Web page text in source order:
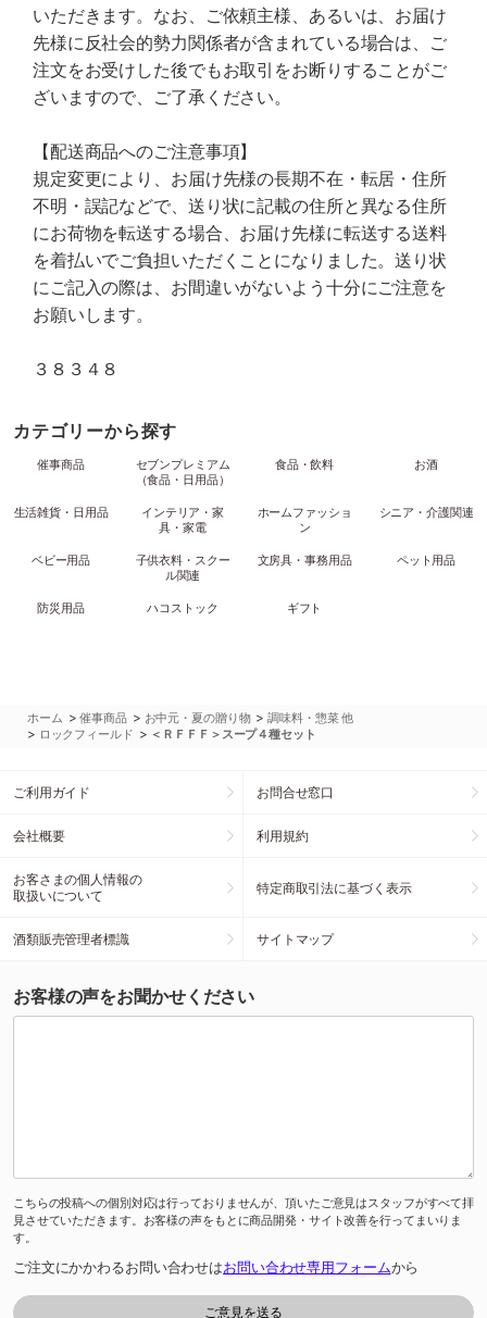
いただきます。なお、ご依頼主様、あるいは、お届け
先様に反社会的勢力関係者が含まれている場合は、ご
注文をお受けした後でもお取引をお断りすることがご
ざいますので、ご了承ください。
【配送商品へのご注意事項】
規定変更により、お届け先様の長期不在・転居・住所
不明・誤記などで、送り状に記載の住所と異なる住所
にお荷物を転送する場合、お届け先様に転送する送料
を着払いでご負担いただくことになりました。送り状
にご記入の際は、お間違いがないよう十分にご注意を
お願いします。
３８３４８
カテゴリーから探す
催事商品
セブンプレミアム
（食品・日用品）
食品・飲料 お酒
生活雑貨・日用品
インテリア・家
具・家電
ホームファッショ
ン
シニア・介護関連
ベビー用品
子供衣料・スクー
ル関連
文房具・事務用品 ペット用品
防災用品 ハコストック ギフト
ホーム >催事商品 > お中元・夏の贈り物 >調味料・惣菜 他
> ロックフィールド > ＜ＲＦＦＦ＞スープ４種セット
ご利用ガイド お問合せ窓口
会社概要 利用規約
お客さまの個人情報の
取扱いについて
特定商取引法に基づく表示
酒類販売管理者標識 サイトマップ
お客様の声をお聞かせください
こちらの投稿への個別対応は行っておりませんが、頂いたご意見はスタッフがすべて拝
見させていただきます。お客様の声をもとに商品開発・サイト改善を行ってまいりま
す。
ご注文にかかわるお問い合わせはお問い合わせ専用フォームから